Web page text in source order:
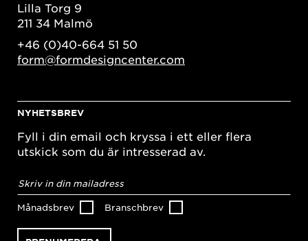
Lilla Torg 9
211 34 Malmö
+46 (0)40-664 51 50
form@formdesigncenter.com
NYHETSBREV
Fyll i din email och kryssa i ett eller flera
utskick som du är intresserad av.
postadress*
Månadsbrev Branschbrev